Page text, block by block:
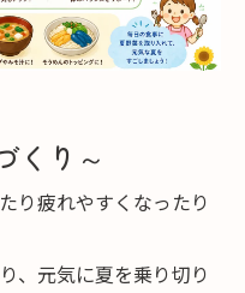
くり～
り疲れやすくなったり
、元気に夏を乗り切り